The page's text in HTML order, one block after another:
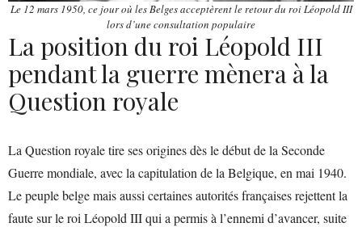
Le 12 mars 1950, ce jour où les Belges acceptèrent le retour du roi Léopold III
lors d’une consultation populaire
La position du roi Léopold III
pendant la guerre mènera à la
Question royale
La Question royale tire ses origines dès le début de la Seconde
Guerre mondiale, avec la capitulation de la Belgique, en mai 1940.
Le peuple belge mais aussi certaines autorités françaises rejettent la
faute sur le roi Léopold III qui a permis à l’ennemi d’avancer, suite